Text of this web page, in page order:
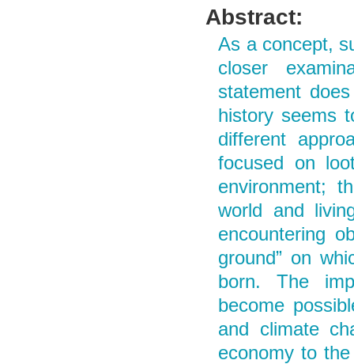
Abstract:
As a concept,
closer
statement
history seems
different
focused on
environment;
world and
encountering
ground” on
born. The
become
and climate
economy to